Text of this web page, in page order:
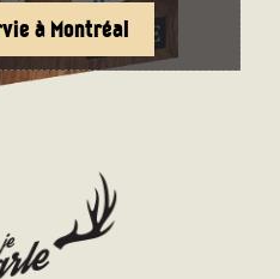
à Montréal